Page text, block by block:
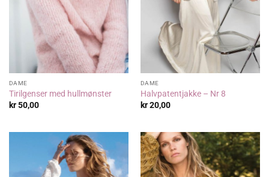
DAME
Tirilgenser med hullmønster
kr50,00
DAME
Halvpatentjakke – Nr 8
kr20,00